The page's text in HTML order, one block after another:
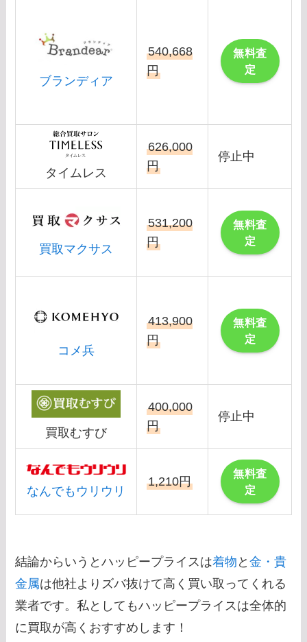
ブランディア
540,668
円
無料査
定
タイムレス
626,000
円
停止中
買取マクサス
531,200
円
無料査
定
コメ兵
413,900
円
無料査
定
買取むすび
400,000
円
停止中
なんでもウリウリ
1,210円
無料査
定
結論からいうとハッピープライスは着物 と金・貴
金属は他社よりズバ抜けて高く買い取ってくれる
業者です。私としてもハッピープライスは全体的
に買取が高くおすすめします！